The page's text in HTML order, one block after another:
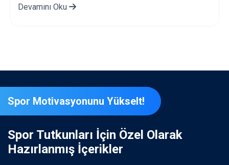
Devamını Oku
Spor Motivasyonunu Yükselt!
Spor Tutkunları İçin Özel Olarak
Hazırlanmış İçerikler